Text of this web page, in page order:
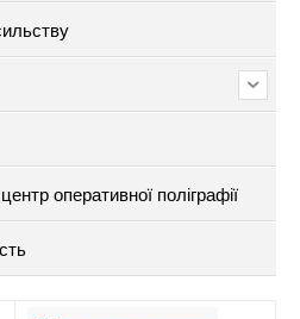
оперативної поліграфії